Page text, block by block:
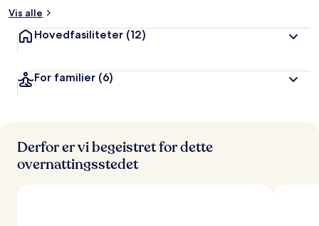
Vis alle
Hovedfasiliteter (12)
For familier (6)
Derfor er vi begeistret for dette
overnattingsstedet